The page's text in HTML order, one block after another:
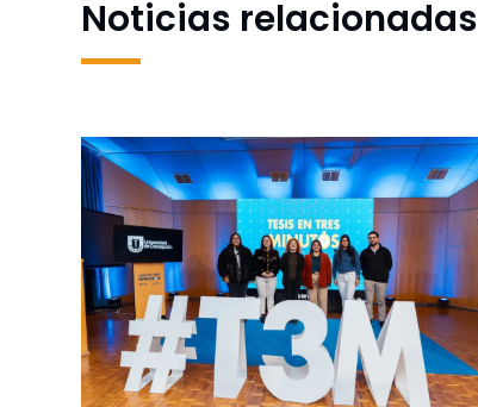
Noticias relacionadas